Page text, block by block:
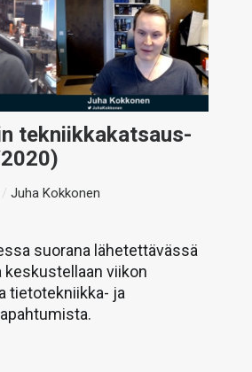
tekniikkakatsaus-
/Juha Kokkonen
suorana lähetettävässä
viikon
tietotekniikka- ja